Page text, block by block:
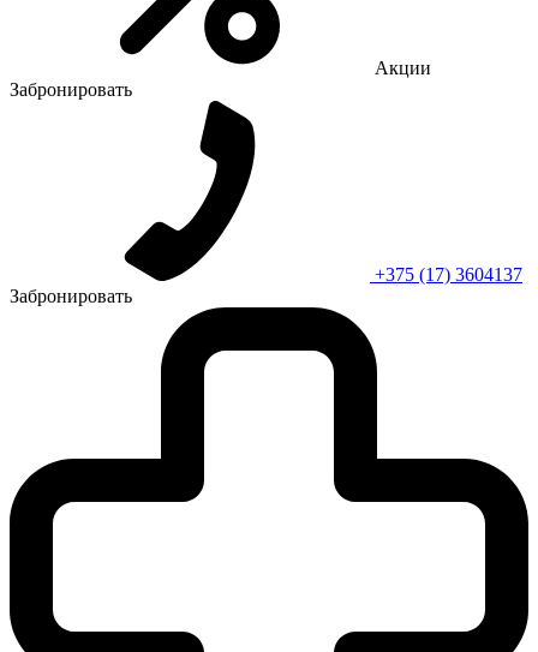
Акции
Забронировать
+375 (17) 3604137
Забронировать